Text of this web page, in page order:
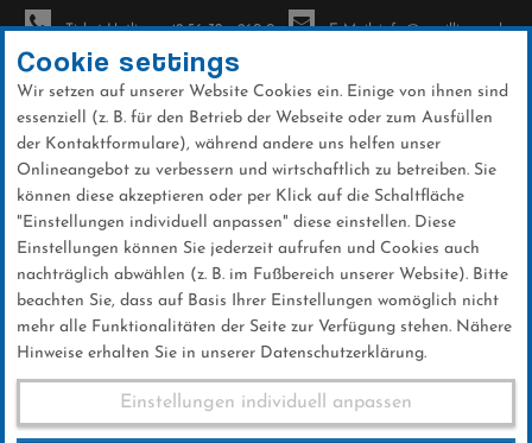
Direkt
zum
Inhalt
Ticket-Hotline: +49 56 32 - 960-0 E-Mail: info@sc-willingen.de
News
Stephan Leyhe ist in Willingen
Cookie settings
Wir setzen auf unserer Website Cookies ein. Einige von ihnen sind
essenziell (z. B. für den Betrieb der Webseite oder zum Ausfüllen
der Kontaktformulare), während andere uns helfen unser
Onlineangebot zu verbessern und wirtschaftlich zu betreiben. Sie
können diese akzeptieren oder per Klick auf die Schaltfläche
"Einstellungen individuell anpassen" diese einstellen. Diese
Einstellungen können Sie jederzeit aufrufen und Cookies auch
nachträglich abwählen (z. B. im Fußbereich unserer Website). Bitte
beachten Sie, dass auf Basis Ihrer Einstellungen womöglich nicht
mehr alle Funktionalitäten der Seite zur Verfügung stehen. Nähere
Hinweise erhalten Sie in unserer Datenschutzerklärung.
Einstellungen individuell anpassen